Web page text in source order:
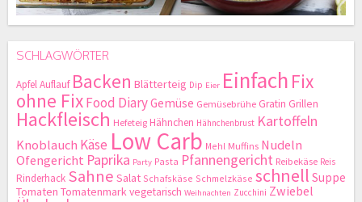
SCHLAGWÖRTER
ApfelAuflauf Backen Blätterteig Dip Eier Einfach Fix
ohne FixFood DiaryGemüse Gemüsebrühe Gratin Grillen
Hackfleisch Hefeteig Hähnchen Hähnchenbrust Kartoffeln
Knoblauch Käse Low Carb Mehl Muffins Nudeln
Ofengericht Paprika Party Pasta Pfannengericht Reibekäse Reis
Rinderhack Sahne Salat Schafskäse Schmelzkäse schnell Suppe
Tomaten Tomatenmarkvegetarisch Weihnachten Zucchini Zwiebel